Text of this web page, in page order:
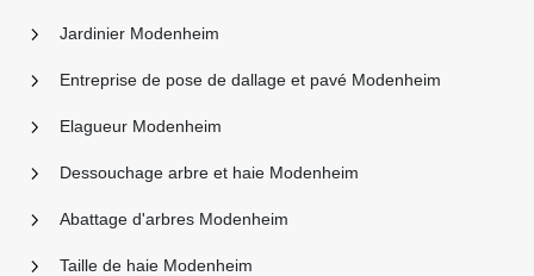
Jardinier Modenheim
Entreprise de pose de dallage et pavé Modenheim
Elagueur Modenheim
Dessouchage arbre et haie Modenheim
Abattage d'arbres Modenheim
Taille de haie Modenheim